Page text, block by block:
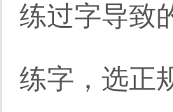
练过字导致
练字，选正